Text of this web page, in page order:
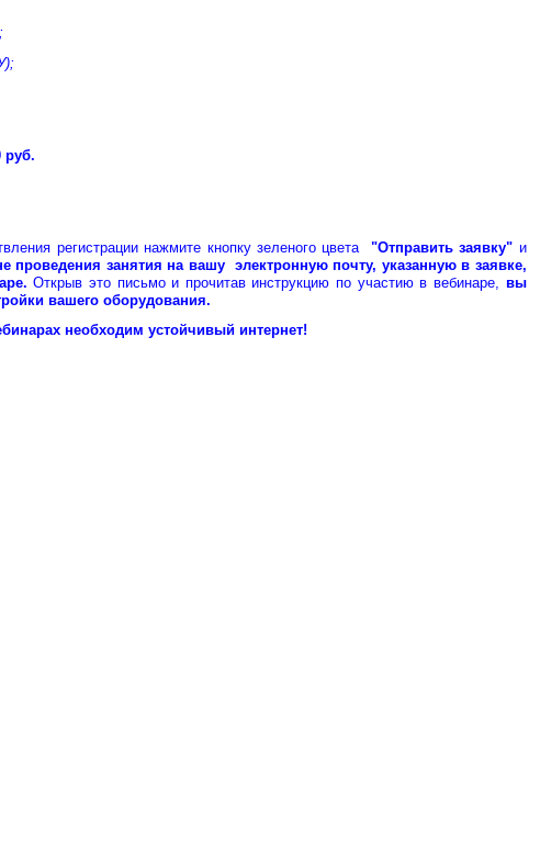
руб.
регистрации нажмите кнопку зеленого цвета "Отправить заявку" и
проведения занятияна вашу электронную почту, указанную в заявке,
Открыв это письмо и прочитав инструкцию по участию в вебинаре,
вы
вашего оборудования.
необходим устойчивый интернет!